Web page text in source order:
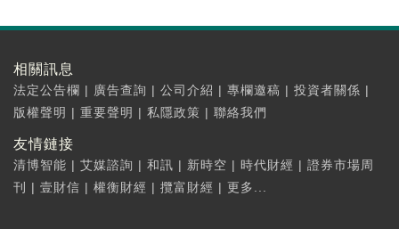
相關訊息
法定公告欄 | 廣告查詢 | 公司介紹 | 專欄邀稿 | 投資者關係 |
版權聲明 | 重要聲明 | 私隱政策 | 聯絡我們
友情鏈接
清博智能 | 艾媒諮詢 | 和訊 | 新時空 | 時代財經 | 證券市場周
刊
| 壹財信 | 權衡財經 | 攬富財經 | 更多...